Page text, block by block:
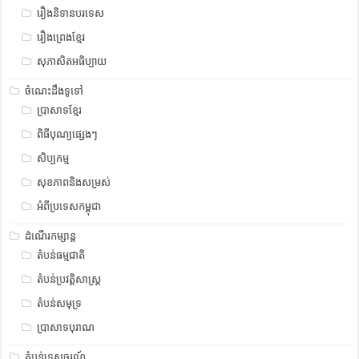
រឿងនិទានបរទេស
រឿងព្រេងខ្មែរ
សុភាសិតអធិប្បាយ
ចំណេះដឹងទូទៅ
ប្រាសាទខ្មែរ
ពិធីបុណ្យផ្សេងៗ
សិប្បកម្ម
សុខភាពនិងសម្រស់
អំពីប្រទេសកម្ពុជា
ដំណើរកម្សាន្ត
តំបន់ធម្មជាតិ
តំបន់ប្រវត្តិសាស្រ្ត
តំបន់សមុទ្រ
ប្រាសាទបុរាណ